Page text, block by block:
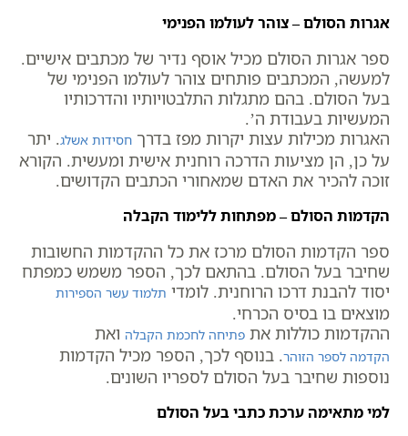
אגרות הסולם – צוהר לעולמו הפנימי
ספר אגרות הסולם מכיל אוסף נדיר של מכתבים אישיים.
למעשה, המכתבים פותחים צוהר לעולמו הפנימי של
בעל הסולם. בהם מתגלות התלבטויותיו והדרכותיו
המעשיות בעבודת ה’.
האגרות מכילות עצות יקרות מפז בדרך חסידות אשלג. יתר
על כן, הן מציעות הדרכה רוחנית אישית ומעשית. הקורא
זוכה להכיר את האדם שמאחורי הכתבים הקדושים.
הקדמות הסולם – מפתחות ללימוד הקבלה
ספר הקדמות הסולם מרכז את כל ההקדמות החשובות
שחיבר בעל הסולם. בהתאם לכך, הספר משמש כמפתח
יסוד להבנת דרכו הרוחנית. לומדי תלמוד עשר הספירות
מוצאים בו בסיס הכרחי.
ההקדמות כוללות את פתיחה לחכמת הקבלה ואת
הקדמה לספר הזוהר. בנוסף לכך, הספר מכיל הקדמות
נוספות שחיבר בעל הסולם לספריו השונים.
למי מתאימה ערכת כתבי בעל הסולם